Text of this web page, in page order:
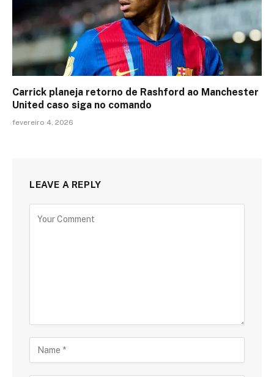
Carrick planeja retorno de Rashford ao Manchester
United caso siga no comando
fevereiro 4, 2026
LEAVE A REPLY